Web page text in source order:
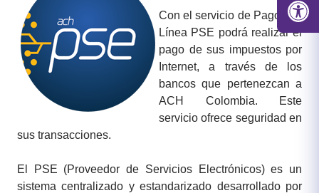
​Con el servicio de Pagos en
Línea PSE podrá realizar el
pago de sus impuestos por
Internet, a través de los
bancos que pertenezcan a
ACH Colombia. Este
servicio ofrece seguridad en
sus transacciones​.
​​El PSE (Proveedor de Servicios Electrónicos) es un
sistema centralizado y estandarizado desarrollado por